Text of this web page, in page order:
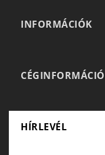
INFORMÁCIÓK
HÍRLEVÉL